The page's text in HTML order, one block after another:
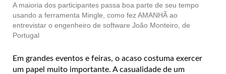
A maioria dos participantes passa boa parte de seu tempo
usando a ferramenta Mingle, como fez AMANHÃ ao
entrevistar o engenheiro de software João Monteiro, de
Portugal
Em grandes eventos e feiras, o acaso costuma exercer
um papel muito importante. A casualidade de um